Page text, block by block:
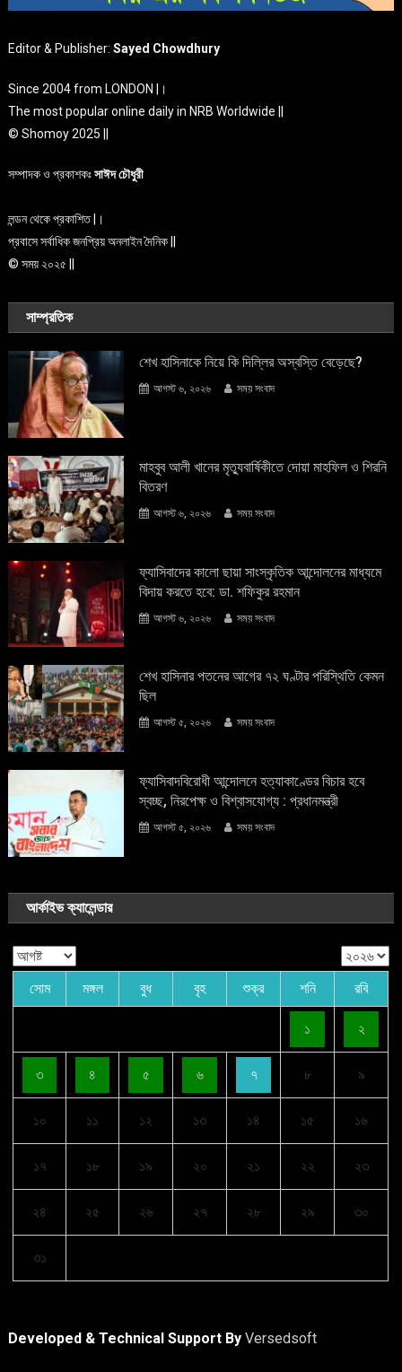
Editor & Publisher:Sayed Chowdhury
Since 2004 from LONDON |।
The most popular online daily in NRB Worldwide ||
© Shomoy 2025 ||
সম্পাদক ও প্রকাশকঃসাঈদ চৌধুরী
লন্ডন থেকে প্রকাশিত |।
প্রবাসে সর্বাধিক জনপ্রিয় অনলাইন দৈনিক ||
© সময় ২০২৫ ||
সাম্প্রতিক
শেখ হাসিনাকে নিয়ে কি দিল্লির অস্বস্তি বেড়েছে?
আগস্ট ৬, ২০২৬ সময় সংবাদ
মাহবুব আলী খানের মৃত্যুবার্ষিকীতে দোয়া মাহফিল ও শিরনি
বিতরণ
আগস্ট ৬, ২০২৬ সময় সংবাদ
ফ্যাসিবাদের কালো ছায়া সাংস্কৃতিক আন্দােলনের মাধ্যমে
বিদায় করতে হবে: ডা. শফিকুর রহমান
আগস্ট ৬, ২০২৬ সময় সংবাদ
শেখ হাসিনার পতনের আগের ৭২ ঘণ্টার পরিস্থিতি কেমন
ছিল
আগস্ট ৫, ২০২৬ সময় সংবাদ
ফ্যাসিবাদবিরোধী আন্দোলনে হত্যাকাণ্ডের বিচার হবে
স্বচ্ছ, নিরপেক্ষ ও বিশ্বাসযোগ্য : প্রধানমন্ত্রী
আগস্ট ৫, ২০২৬ সময় সংবাদ
আর্কাইভ ক্যালেন্ডার
সোম মঙ্গল বুধ বৃহ শুক্র শনি রবি
১ ২
৩ ৪ ৫ ৬ ৭ ৮ ৯
১০ ১১ ১২ ১৩ ১৪ ১৫ ১৬
১৭ ১৮ ১৯ ২০ ২১ ২২ ২৩
২৪ ২৫ ২৬ ২৭ ২৮ ২৯ ৩০
৩১
Developed & Technical Support ByVersedsoft